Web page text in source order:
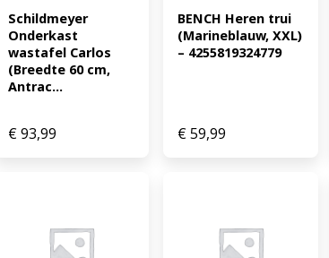
Schildmeyer
Onderkast
wastafel Carlos
(Breedte 60 cm,
Antrac...
€93,99
BENCH Heren trui
(Marineblauw, XXL)
– 4255819324779
€59,99